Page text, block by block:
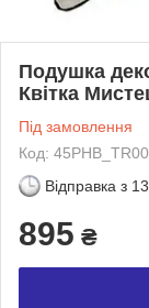
Подушка
Квітка
Під замовлення
Код:
Відправка з
895 ₴